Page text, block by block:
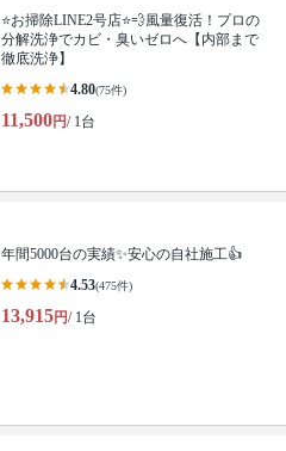
⭐️お掃除LINE2号店⭐️💨風量復活！プロの
分解洗浄でカビ・臭いゼロへ【内部まで
徹底洗浄】
4.80(75件)
11,500円/ 1台
年間5000台の実績✨安心の自社施工👍
4.53(475件)
13,915円/ 1台